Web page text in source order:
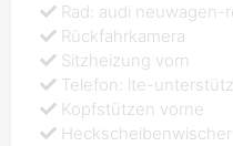
Rad: audi neuwagen-
Rückfahrkamera
Sitzheizung vorn
Telefon: lte-
Kopfstützen vorne
Heckscheibenwischer